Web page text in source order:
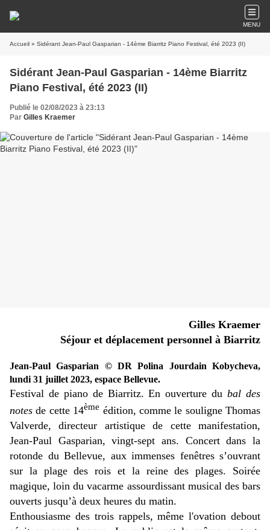
MENU
Accueil » Sidérant Jean-Paul Gasparian - 14ème Biarritz Piano Festival, été 2023 (II)
Sidérant Jean-Paul Gasparian - 14ème Biarritz
Piano Festival, été 2023 (II)
Publié le 02/08/2023 à 23:13
Par Gilles Kraemer
Gilles Kraemer
Séjour et déplacement personnel à Biarritz
Jean-Paul Gasparian © DR Polina Jourdain Kobycheva,
lundi 31 juillet 2023, espace Bellevue.
Festival de piano de Biarritz. En ouverture dubal des
notes de cette 14ème édition, comme le souligne Thomas
Valverde, directeur artistique de cette manifestation,
Jean-Paul Gasparian, vingt-sept ans. Concert dans la
rotonde du Bellevue, aux immenses fenêtres s’ouvrant
sur la plage des rois et la reine des plages. Soirée
magique, loin du vacarme assourdissant musical des bars
ouverts jusqu’à deux heures du matin.
Enthousiasme des trois rappels, même l'ovation debout